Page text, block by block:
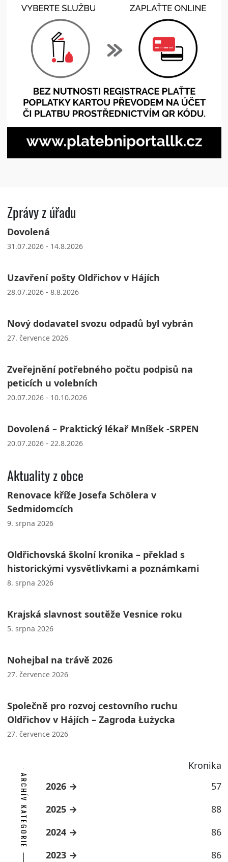
Zprávy z úřadu
Dovolená
31.07.2026 - 14.8.2026
Uzavření pošty Oldřichov v Hájích
28.07.2026 - 8.8.2026
Nový dodavatel svozu odpadů byl vybrán
27. července 2026
Zveřejnění potřebného počtu podpisů na
peticích u volebních
20.07.2026 - 10.10.2026
Dovolená – Praktický lékař Mníšek -SRPEN
20.07.2026 - 22.8.2026
Aktuality z obce
Renovace kříže Josefa Schölera v
Sedmidomcích
9. srpna 2026
Oldřichovská školní kronika – překlad s
historickými vysvětlivkami a poznámkami
8. srpna 2026
Krajská slavnost soutěže Vesnice roku
5. srpna 2026
Nohejbal na trávě 2026
27. července 2026
Společně pro rozvoj cestovního ruchu
Oldřichov v Hájích – Zagroda Łużycka
27. července 2026
Kronika
ARCHÍV KATEGORIE 2026
57
2025
88
2024
86
2023
86